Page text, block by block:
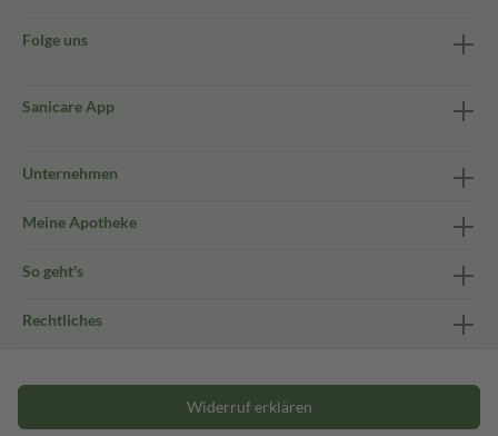
Folge uns
Sanicare App
Unternehmen
Meine Apotheke
So geht's
Rechtliches
Widerruf erklären